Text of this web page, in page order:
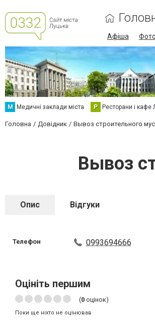
Афіша
М Медичні заклади міста Р Ресторани і кафе
Головна Довідник Вывоз строительного
Вывоз
Опис Відгуки
Телефон 0993694666
Оцініть першим
(0 оцінок)
Поки ще ніхто не оцінював